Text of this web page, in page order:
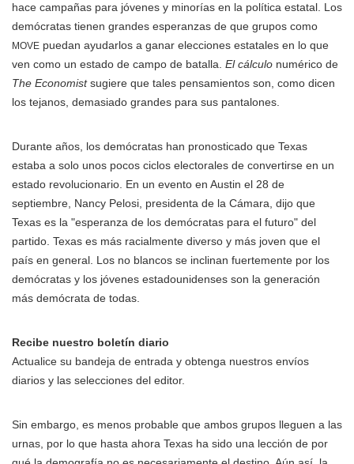
hace campañas para jóvenes y minorías en la política estatal. Los
demócratas tienen grandes esperanzas de que grupos como
MOVE puedan ayudarlos a ganar elecciones estatales en lo que
ven como un estado de campo de batalla. El cálculo numérico de
The Economistsugiere que tales pensamientos son, como dicen
los tejanos, demasiado grandes para sus pantalones.
Durante años, los demócratas han pronosticado que Texas
estaba a solo unos pocos ciclos electorales de convertirse en un
estado revolucionario. En un evento en Austin el 28 de
septiembre, Nancy Pelosi, presidenta de la Cámara, dijo que
Texas es la "esperanza de los demócratas para el futuro" del
partido. Texas es más racialmente diverso y más joven que el
país en general. Los no blancos se inclinan fuertemente por los
demócratas y los jóvenes estadounidenses son la generación
más demócrata de todas.
Recibe nuestro boletín diario
Actualice su bandeja de entrada y obtenga nuestros envíos
diarios y las selecciones del editor.
Sin embargo, es menos probable que ambos grupos lleguen a las
urnas, por lo que hasta ahora Texas ha sido una lección de por